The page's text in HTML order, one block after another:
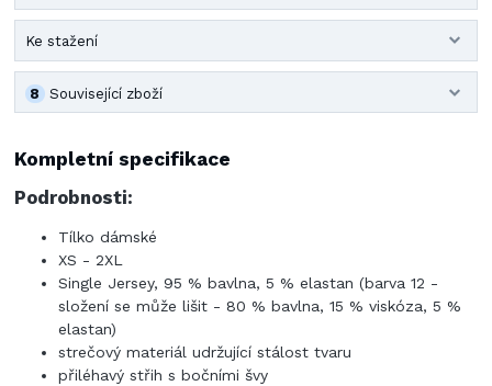
Ke stažení
Související zboží
8
Kompletní specifikace
Podrobnosti:
Tílko dámské
XS - 2XL
Single Jersey, 95 % bavlna, 5 % elastan (barva 12 -
složení se může lišit - 80 % bavlna, 15 % viskóza, 5 %
elastan)
strečový materiál udržující stálost tvaru
přiléhavý střih s bočními švy